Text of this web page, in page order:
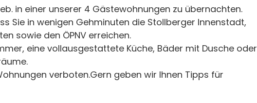
in einer unserer 4 Gästewohnungen zu übernachten.
Sie in wenigen Gehminuten die Stollberger Innenstadt,
sowie den ÖPNV erreichen.
eine vollausgestattete Küche, Bäder mit Dusche oder
verboten.Gern geben wir Ihnen Tipps für